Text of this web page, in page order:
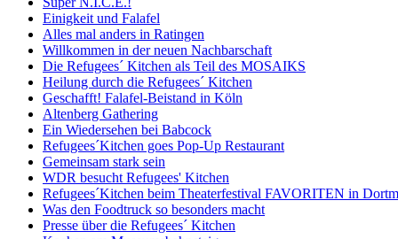
Einigkeit und Falafel
Alles mal anders in Ratingen
Willkommen in der neuen Nachbarschaft
Die Refugees´ Kitchen als Teil des MOSAIKS
Heilung durch die Refugees´ Kitchen
Geschafft! Falafel-Beistand in Köln
Altenberg Gathering
Ein Wiedersehen bei Babcock
Refugees´Kitchen goes Pop-Up Restaurant
Gemeinsam stark sein
WDR besucht Refugees' Kitchen
Refugees´Kitchen beim Theaterfestival FAVORITEN in
Was den Foodtruck so besonders macht
Presse über die Refugees´ Kitchen